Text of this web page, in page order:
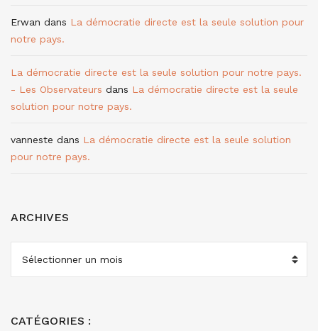
Erwan dans La démocratie directe est la seule solution pour
notre pays.
La démocratie directe est la seule solution pour notre pays.
- Les Observateurs dans La démocratie directe est la seule
solution pour notre pays.
vanneste dans La démocratie directe est la seule solution
pour notre pays.
ARCHIVES
CATÉGORIES :